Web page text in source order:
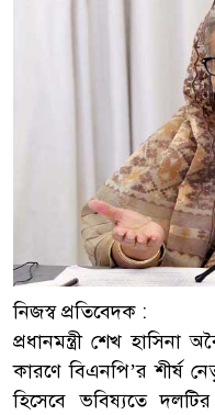
নিজস্ব প্রতিবেদক :
প্রধানমন্ত্রী শেখ হাসিনা
কারণে বিএনপি’র শীর্ষ
হিসেবে ভবিষ্যতে